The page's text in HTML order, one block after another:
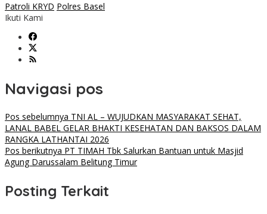
Patroli KRYD Polres Basel
Ikuti Kami
Navigasi pos
Pos sebelumnya TNI AL – WUJUDKAN MASYARAKAT SEHAT,
LANAL BABEL GELAR BHAKTI KESEHATAN DAN BAKSOS DALAM
RANGKA LATHANTAI 2026
Pos berikutnya PT TIMAH Tbk Salurkan Bantuan untuk Masjid
Agung Darussalam Belitung Timur
Posting Terkait